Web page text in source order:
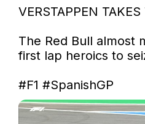
VERSTAPPEN
The Red Bull almost
first lap heroics to
#F1 #SpanishGP